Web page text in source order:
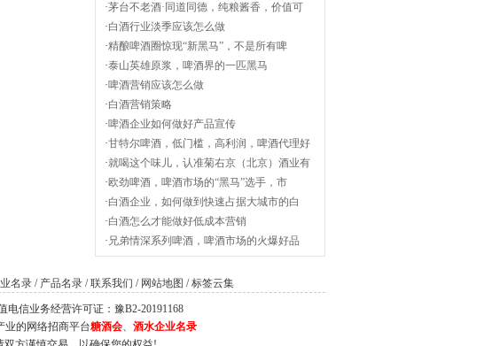
·茅台不老酒·同道同德，纯粮酱香，价值可
·白酒行业淡季应该怎么做
·精酿啤酒圈惊现“新黑马”，不是所有啤
·泰山英雄原浆，啤酒界的一匹黑马
·啤酒营销应该怎么做
·白酒营销策略
·啤酒企业如何做好产品宣传
·甘特尔啤酒，低门槛，高利润，啤酒代理好
·就喝这个味儿，认准菊右京（北京）酒业有
·欧劲啤酒，啤酒市场的“黑马”选手，市
·白酒企业，如何做到快速占据大城市的白
·白酒怎么才能做好低成本营销
· 兄弟情深系列啤酒，啤酒市场的火爆好品
名录 / 产品名录 /联系我们 / 网站地图 /标签云集
电信业务经营许可证：豫B2-20191168
业的网络招商平台糖酒会、 酒水企业名录